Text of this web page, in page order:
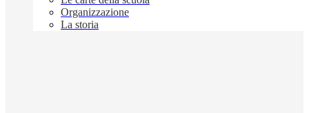
Organizzazione
La storia